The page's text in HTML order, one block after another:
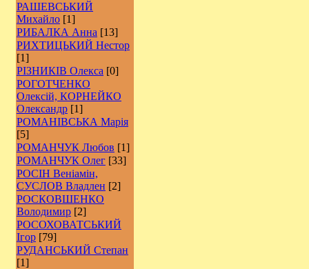
РАШЕВСЬКИЙ
Михайло [1]
РИБАЛКА Анна [13]
РИХТИЦЬКИЙ Нестор
[1]
РІЗНИКІВ Олекса [0]
РОГОТЧЕНКО
Олексій, КОРНЕЙКО
Олександр [1]
РОМАНІВСЬКА Марія
[5]
РОМАНЧУК Любов [1]
РОМАНЧУК Олег [33]
РОСІН Веніамін,
СУСЛОВ Владлен [2]
РОCКОВШЕНКО
Володимир [2]
РОСОХОВАТСЬКИЙ
Ігор [79]
РУДАНСЬКИЙ Степан
[1]